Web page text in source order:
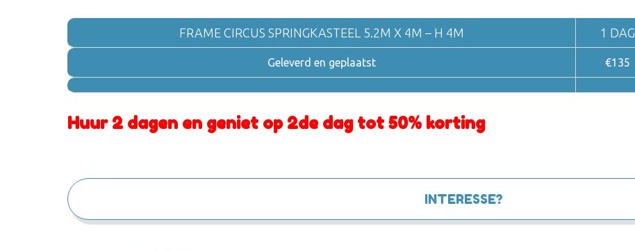
FRAME CIRCUS SPRINGKASTEEL 5.2M X 4M – H 4M 1 DAG
Geleverd en geplaatst €135
Huur 2 dagen en geniet op 2de dag tot 50% korting
INTERESSE?